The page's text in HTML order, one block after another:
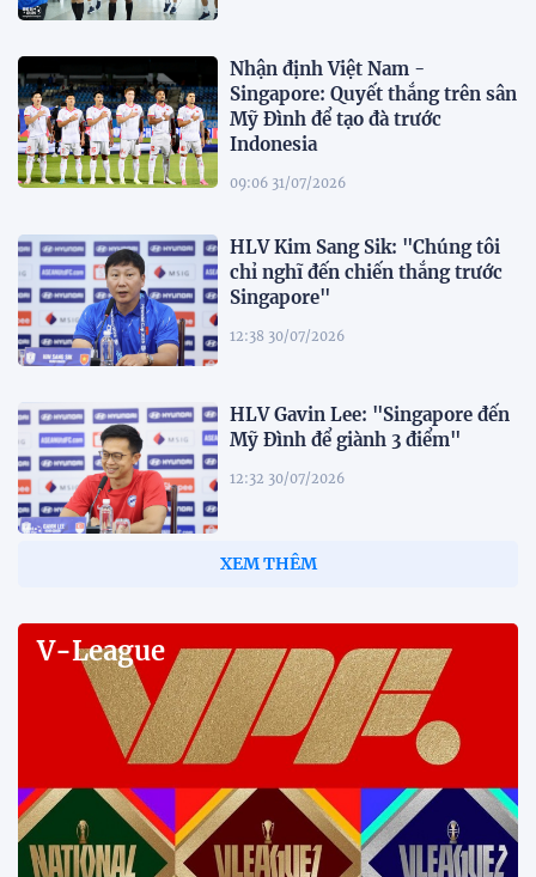
Nhận định Việt Nam -
Singapore: Quyết thắng trên sân
Mỹ Đình để tạo đà trước
Indonesia
09:06 31/07/2026
HLV Kim Sang Sik: "Chúng tôi
chỉ nghĩ đến chiến thắng trước
Singapore"
12:38 30/07/2026
HLV Gavin Lee: "Singapore đến
Mỹ Đình để giành 3 điểm"
12:32 30/07/2026
12:20 30/07/2026
Phóng viên Singapore bất ngờ
sao nhập tịch tuyển Việt Nam
20:19 29/07/2026